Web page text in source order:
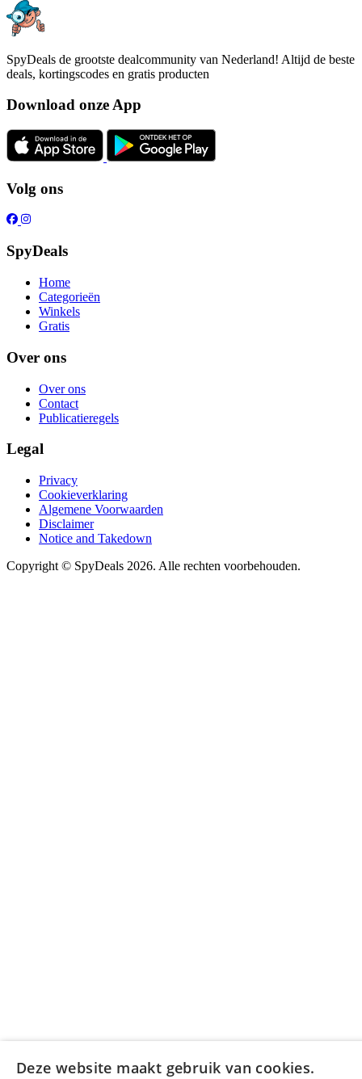
SpyDeals de grootste dealcommunity van Nederland! Altijd de beste
deals, kortingscodes en gratis producten
Download onze App
Volg ons
SpyDeals
Home
Categorieën
Winkels
Gratis
Over ons
Over ons
Contact
Publicatieregels
Legal
Privacy
Cookieverklaring
Algemene Voorwaarden
Disclaimer
Notice and Takedown
Copyright © SpyDeals 2026. Alle rechten voorbehouden.
Deze website maakt gebruik van cookies.